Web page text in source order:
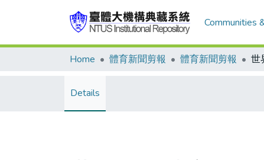
Communities
Home 體育新聞剪報 體育新聞剪報
Details